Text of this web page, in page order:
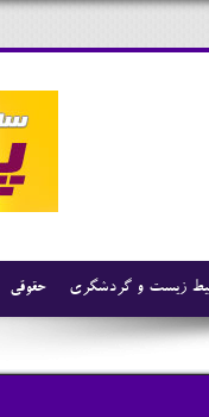
حقوقی زیست و گردشگری